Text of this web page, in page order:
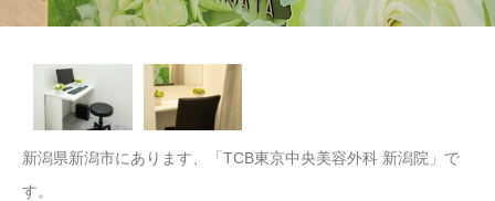
新潟県新潟市にあります、「TCB東京中央美容外科 新潟院」で
す。